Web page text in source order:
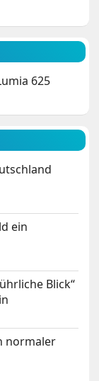
625
ein
Blick“
normaler